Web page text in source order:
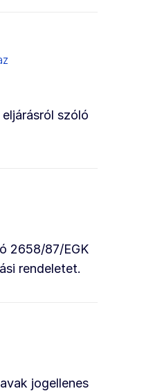
szóló
2658/87/EGK
rendeletet.
jogellenes